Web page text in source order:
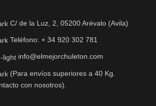
C/ de la Luz, 2, 05200 Arévalo (Avila)
Teléfono: + 34 920 302 781
info@elmejorchuleton.com
(Para envíos superiores a 40 Kg.
con nosotros).